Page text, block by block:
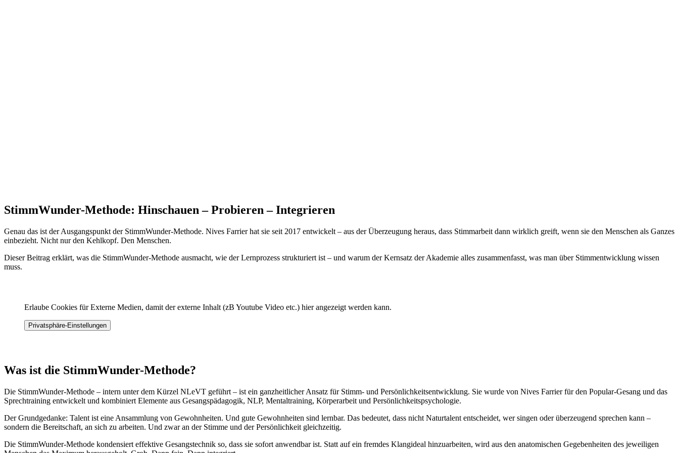
StimmWunder-Methode: Hinschauen – Probieren – Integrieren
Genau das ist der Ausgangspunkt der StimmWunder-Methode. Nives Farrier hat sie seit 2017 entwickelt – aus der Überzeugung heraus, dass Stimmarbeit dann wirklich greift, wenn sie den Menschen als Ganzes
einbezieht. Nicht nur den Kehlkopf. Den Menschen.
Dieser Beitrag erklärt, was die StimmWunder-Methode ausmacht, wie der Lernprozess strukturiert ist – und warum der Kernsatz der Akademie alles zusammenfasst, was man über Stimmentwicklung wissen
muss.
Erlaube Cookies für Externe Medien, damit der externe Inhalt (zB Youtube Video etc.) hier angezeigt werden kann.
Privatsphäre-Einstellungen
Was ist die StimmWunder-Methode?
Die StimmWunder-Methode – intern unter dem Kürzel NLeVT geführt – ist ein ganzheitlicher Ansatz für Stimm- und Persönlichkeitsentwicklung. Sie wurde von Nives Farrier für den Popular-Gesang und das
Sprechtraining entwickelt und kombiniert Elemente aus Gesangspädagogik, NLP, Mentaltraining, Körperarbeit und Persönlichkeitspsychologie.
Der Grundgedanke: Talent ist eine Ansammlung von Gewohnheiten. Und gute Gewohnheiten sind lernbar. Das bedeutet, dass nicht Naturtalent entscheidet, wer singen oder überzeugend sprechen kann –
sondern die Bereitschaft, an sich zu arbeiten. Und zwar an der Stimme und der Persönlichkeit gleichzeitig.
Die StimmWunder-Methode kondensiert effektive Gesangstechnik so, dass sie sofort anwendbar ist. Statt auf ein fremdes Klangideal hinzuarbeiten, wird aus den anatomischen Gegebenheiten des jeweiligen